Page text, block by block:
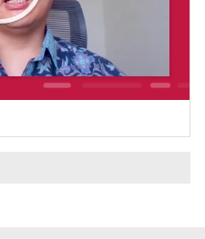
Play
Video